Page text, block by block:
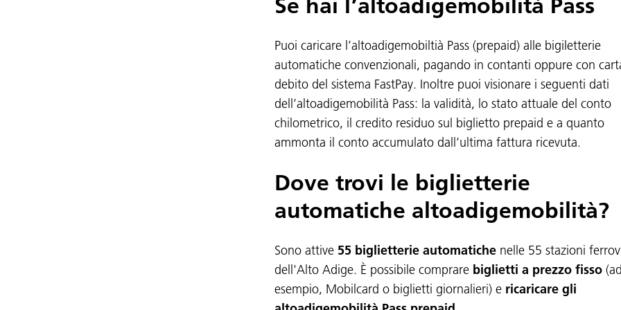
Se hai l’altoadigemobilità Pass
Puoi caricare l’altoadigemobiltià Pass (prepaid) alle bigiletterie
automatiche convenzionali, pagando in contanti oppure con
debito del sistema FastPay. Inoltre puoi visionare i seguenti dati
dell’altoadigemobilità Pass: la validità, lo stato attuale del conto
chilometrico, il credito residuo sul biglietto prepaid e a quanto
ammonta il conto accumulato dall’ultima fattura ricevuta.
Dove trovi le biglietterie
automatiche altoadigemobilità?
Sono attive 55 biglietterie automatiche nelle 55 stazioni
dell'Alto Adige. È possibile comprare biglietti a prezzo fisso (ad
esempio, Mobilcard o biglietti giornalieri) e ricaricare gli